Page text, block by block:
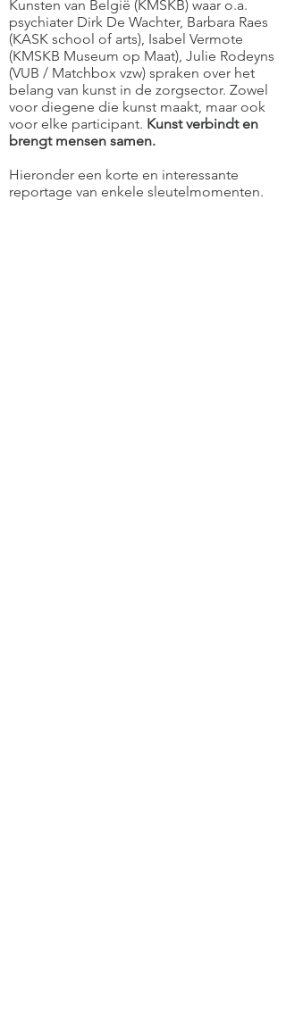
Kunsten van België (KMSKB) waar o.a.
psychiater Dirk De Wachter, Barbara Raes
(KASK school of arts), Isabel Vermote
(KMSKB Museum op Maat), Julie Rodeyns
(VUB / Matchbox vzw) spraken over het
belang van kunst in de zorgsector. Zowel
voor diegene die kunst maakt, maar ook
voor elke participant. Kunst verbindt en
brengt mensen samen.
Hieronder een korte en interessante
reportage van enkele sleutelmomenten.